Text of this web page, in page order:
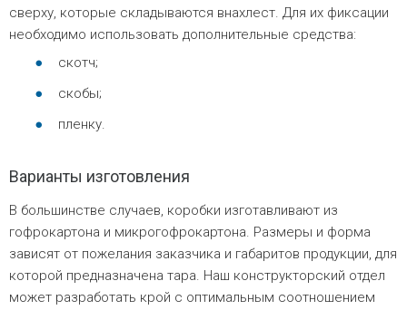
сверху, которые складываются внахлест. Для их фиксации
необходимо использовать дополнительные средства:
скотч;
скобы;
пленку.
Варианты изготовления
В большинстве случаев, коробки изготавливают из
гофрокартона и микрогофрокартона. Размеры и форма
зависят от пожелания заказчика и габаритов продукции, для
которой предназначена тара. Наш конструкторский отдел
может разработать крой с оптимальным соотношением